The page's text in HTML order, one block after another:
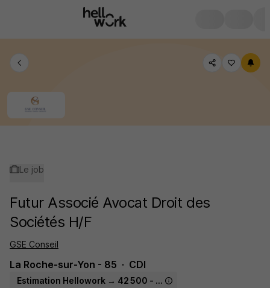
Le job
Futur Associé Avocat Droit des
Sociétés H/F
GSE Conseil
La Roche-sur-Yon - 85 CDI
Estimation Hellowork → 42 500 - 70 000 € / an